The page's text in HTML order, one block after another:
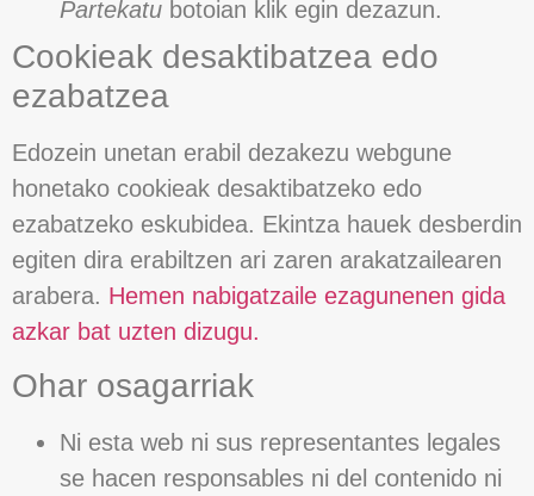
Partekatu botoian klik egin dezazun.
Cookieak desaktibatzea edo
ezabatzea
Edozein unetan erabil dezakezu webgune
honetako cookieak desaktibatzeko edo
ezabatzeko eskubidea. Ekintza hauek desberdin
egiten dira erabiltzen ari zaren arakatzailearen
arabera. Hemen nabigatzaile ezagunenen gida
azkar bat uzten dizugu.
Ohar osagarriak
Ni esta web ni sus representantes legales
se hacen responsables ni del contenido ni